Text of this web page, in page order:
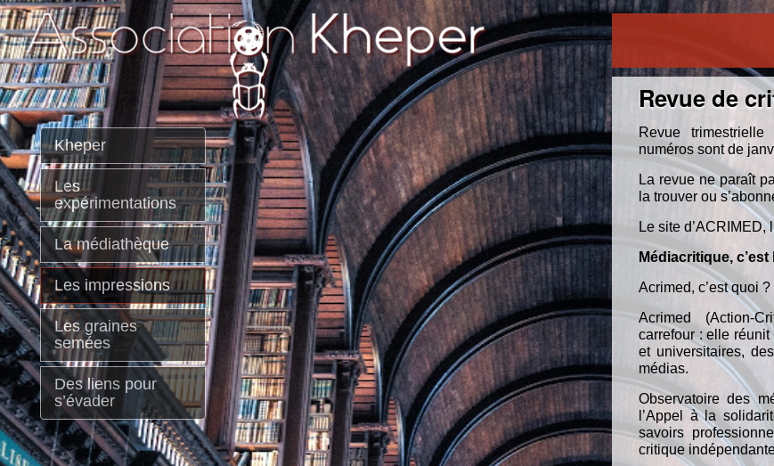
Kheper
Les
expérimentations
La médiathèque
Les impressions
Les graines
semées
Des liens pour
s’évader
Revue de
Revue
numéros sont de
La revue ne paraît
la trouver ou
Le site
Médiacritique,
Acrimed, c’est quoi ?
Acrimed (Action-
carrefour : elle réunit
et universitaires,
médias.
Observatoire des
l’Appel à la
savoirs
critique